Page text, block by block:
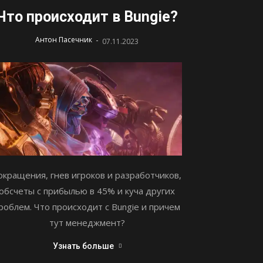
происходит в Bungie?
Антон Пасечник - 07.11.2023
гнев игроков и разработчиков,
с прибылью в 45% и куча других
Что происходит с Bungie и причем
тут менеджмент?
Узнать больше